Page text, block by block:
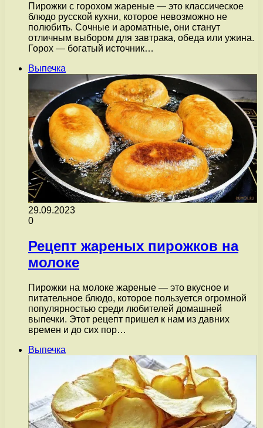
Пирожки с горохом жареные — это классическое
блюдо русской кухни, которое невозможно не
полюбить. Сочные и ароматные, они станут
отличным выбором для завтрака, обеда или ужина.
Горох — богатый источник…
Выпечка
29.09.2023
0
Рецепт жареных пирожков на
молоке
Пирожки на молоке жареные — это вкусное и
питательное блюдо, которое пользуется огромной
популярностью среди любителей домашней
выпечки. Этот рецепт пришел к нам из давних
времен и до сих пор…
Выпечка